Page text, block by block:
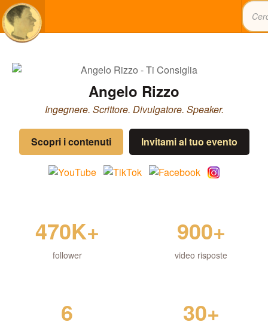
Angelo Rizzo
Ingegnere. Scrittore. Divulgatore. Speaker.
Scopri i contenuti Invitami al tuo evento
470K+
follower
900+
video risposte
6 30+